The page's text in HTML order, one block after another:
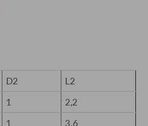
D2
L2
1
2,2
1
3.6